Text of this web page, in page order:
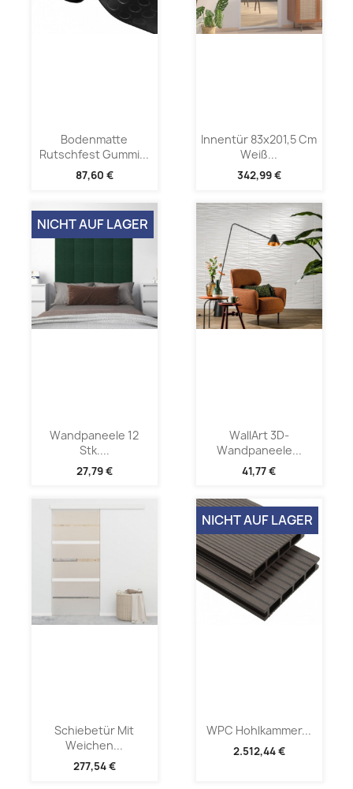
Bodenmatte
Rutschfest Gummi...
87,60 €
Innentür 83x201,5 Cm
Weiß...
342,99 €
Wandpaneele 12
Stk....
27,79 €
NICHT AUF LAGER
WallArt 3D-
Wandpaneele...
41,77 €
Schiebetür Mit
Weichen...
277,54 €
WPC Hohlkammer...
2.512,44 €
NICHT AUF LAGER